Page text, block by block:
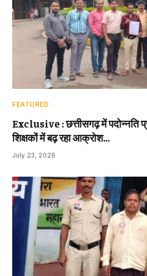
FEATURED
Exclusive : छत्तीसगढ़ में पदोन्नति
शिक्षकों में बढ़ रहा आक्रोश…
July 23, 2026